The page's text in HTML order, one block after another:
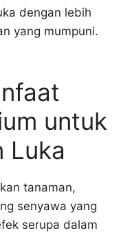
dengan lebih
yang mumpuni.
untuk
Luka
tanaman,
senyawa yang
serupa dalam